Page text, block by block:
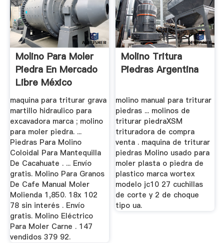
Molino Para Moler
Piedra En Mercado
Libre México
maquina para triturar grava
martillo hidraulico para
excavadora marca ; molino
para moler piedra. ...
Piedras Para Molino
Coloidal Para Mantequilla
De Cacahuate . ... Envío
gratis. Molino Para Granos
De Cafe Manual Moler
Molienda 1,850. 18x 102
78 sin interés . Envío
gratis. Molino Eléctrico
Para Moler Carne . 147
vendidos 379 92.
Molino Tritura
Piedras Argentina
molino manual para triturar
piedras ... molinos de
triturar piedraXSM
trituradora de compra
venta . maquina de triturar
piedras Molino usado para
moler plasta o piedra de
plastico marca wortex
modelo jc10 27 cuchillas
de corte y 2 de choque
tipo ua.